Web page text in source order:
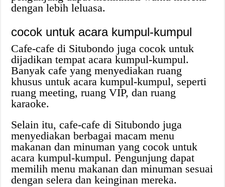
dengan lebih leluasa.
cocok untuk acara kumpul-kumpul
Cafe-cafe di Situbondo juga cocok untuk
dijadikan tempat acara kumpul-kumpul.
Banyak cafe yang menyediakan ruang
khusus untuk acara kumpul-kumpul, seperti
ruang meeting, ruang VIP, dan ruang
karaoke.
Selain itu, cafe-cafe di Situbondo juga
menyediakan berbagai macam menu
makanan dan minuman yang cocok untuk
acara kumpul-kumpul. Pengunjung dapat
memilih menu makanan dan minuman sesuai
dengan selera dan keinginan mereka.